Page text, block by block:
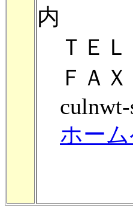
内
ＴＥＬ
ＦＡＸ
culnwt-
ホー